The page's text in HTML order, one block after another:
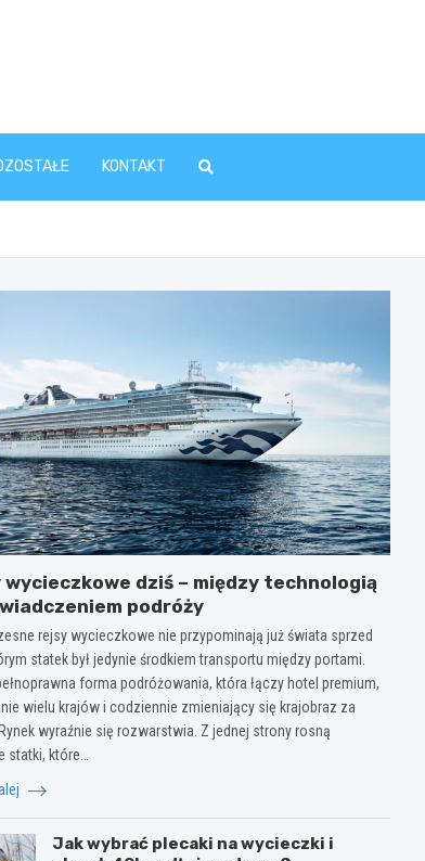
KONTAKT
wycieczkowe dziś – między technologią
podróży
rejsy wycieczkowe nie przypominają już świata sprzed
statek był jedynie środkiem transportu między portami.
forma podróżowania, która łączy hotel premium,
wielu krajów i codziennie zmieniający się krajobraz za
wyraźnie się rozwarstwia. Z jednej strony rosną
statki, które…
Jak wybrać plecaki na wycieczki i